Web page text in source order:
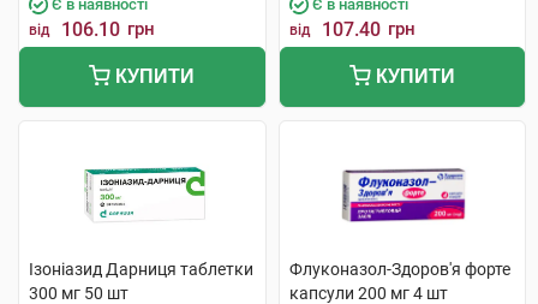
Є в наявності
від 106.10 грн
КУПИТИ
Є в наявності
від 107.40 грн
КУПИТИ
Ізоніазид Дарниця таблетки
300 мг 50 шт
Флуконазол-Здоров'я форте
капсули 200 мг 4 шт